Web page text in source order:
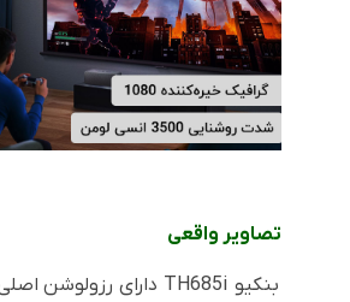
تصاویر واقعی